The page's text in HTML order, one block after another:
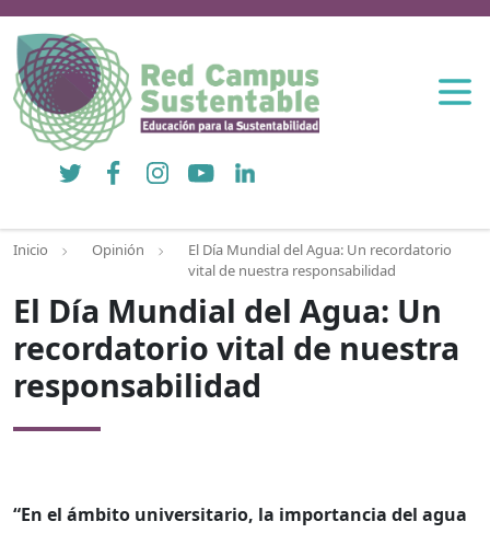
Twitter FacebookInstagramYouTubeLinkedIn
Inicio Opinión
El Día Mundial del Agua: Un recordatorio
vital de nuestra responsabilidad
El Día Mundial del Agua: Un
recordatorio vital de nuestra
responsabilidad
“En el ámbito universitario, la importancia del agua